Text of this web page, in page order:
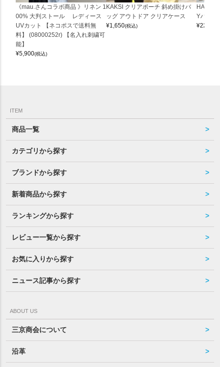
《mau.さんコラボ商品 》リネン 1
00% 大判ストール レディース
UVカット 【ネコポスで送料無
料】 (08000252r) 【名入れ刺繍可
能】
¥5,900(税込)
KAKSI クリアポーチ 斜め掛けバ
ッグ アウトドア クリアケース
¥1,650(税込)
Yバッグ
¥22,000
ITEM
商品一覧
カテゴリから探す
ブランドから探す
新着商品から探す
ランキングから探す
レビュー一覧から探す
お気に入りから探す
ニュース記事から探す
ABOUT US
三京商会について
沿革